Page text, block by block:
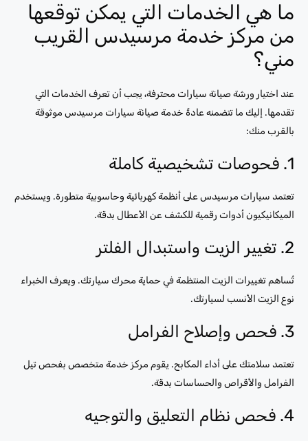
ما هي الخدمات التي يمكن توقعها
من مركز خدمة مرسيدس القريب
مني؟
عند اختيار ورشة صيانة سيارات محترفة، يجب أن تعرف الخدمات التي
تقدمها. إليك ما تتضمنه عادةً خدمة صيانة سيارات مرسيدس موثوقة
بالقرب منك:
1. فحوصات تشخيصية كاملة
تعتمد سيارات مرسيدس على أنظمة كهربائية وحاسوبية متطورة. ويستخدم
الميكانيكيون أدوات رقمية للكشف عن الأعطال بدقة.
2. تغيير الزيت واستبدال الفلتر
تُساهم تغييرات الزيت المنتظمة في حماية محرك سيارتك. ويعرف الخبراء
نوع الزيت الأنسب لسيارتك.
3. فحص وإصلاح الفرامل
تعتمد سلامتك على أداء المكابح. يقوم مركز خدمة متخصص بفحص تيل
الفرامل والأقراص والحساسات بدقة.
4. فحص نظام التعليق والتوجيه